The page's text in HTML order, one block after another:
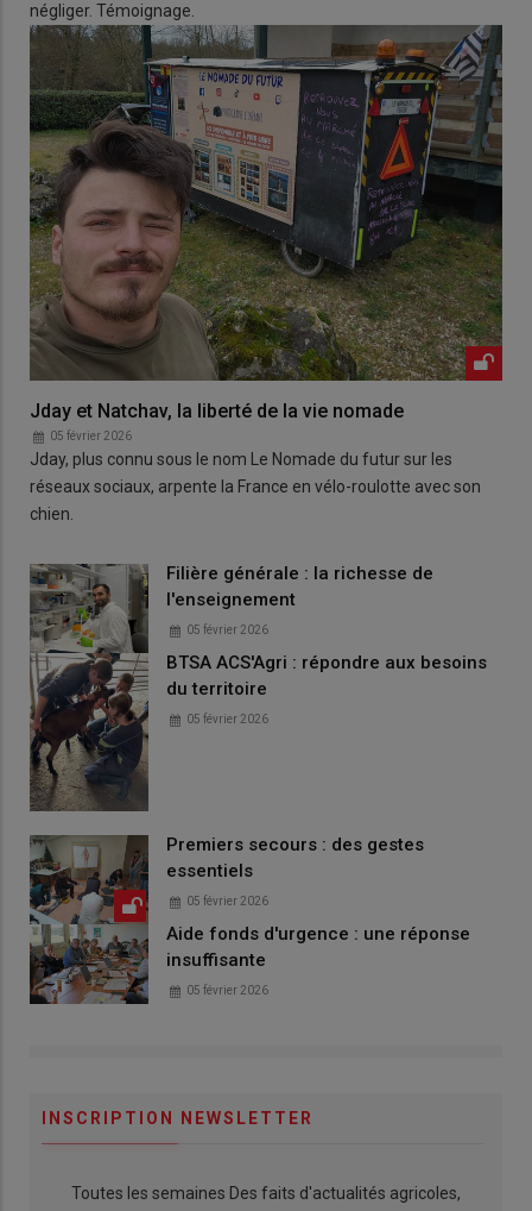
négliger. Témoignage.
Jday et Natchav, la liberté de la vie nomade
05 février 2026
Jday, plus connu sous le nom Le Nomade du futur sur les
réseaux sociaux, arpente la France en vélo-roulotte avec son
chien.
Filière générale : la richesse de
l'enseignement
05 février 2026
BTSA ACS'Agri : répondre aux besoins
du territoire
05 février 2026
Premiers secours : des gestes
essentiels
05 février 2026
Aide fonds d'urgence : une réponse
insuffisante
05 février 2026
INSCRIPTION NEWSLETTER
Toutes les semaines Des faits d'actualités agricoles,